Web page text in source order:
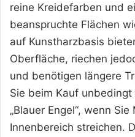
reine Kreidefarben und
beanspruchte Flächen
auf Kunstharzbasis
Oberfläche, riechen
und benötigen längere
Sie beim Kauf
„Blauer Engel“, wenn
Innenbereich streichen.